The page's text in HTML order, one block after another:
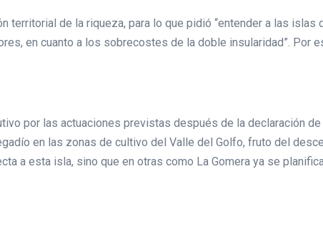
territorial de la riqueza, para lo que pidió “entender a las
en cuanto a los sobrecostes de la doble insularidad”. Por
por las actuaciones previstas después de la declaración
en las zonas de cultivo del Valle del Golfo, fruto del
a esta isla, sino que en otras como La Gomera ya se